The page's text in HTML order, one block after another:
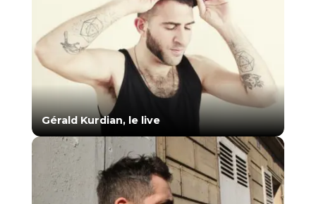
Gérald Kurdian, le live